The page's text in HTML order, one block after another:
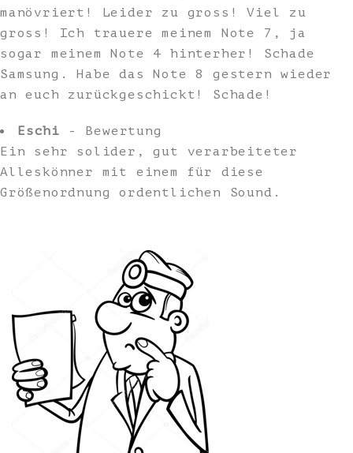
manövriert! Leider zu gross! Viel zu
gross! Ich trauere meinem Note 7, ja
sogar meinem Note 4 hinterher! Schade
Samsung. Habe das Note 8 gestern wieder
an euch zurückgeschickt! Schade!
Eschi - Bewertung
Ein sehr solider, gut verarbeiteter
Alleskönner mit einem für diese
Größenordnung ordentlichen Sound.